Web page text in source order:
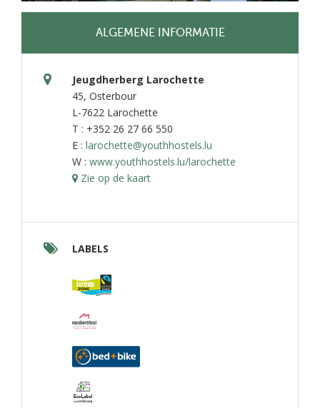
ALGEMENE INFORMATIE
Jeugdherberg Larochette
45, Osterbour
L-7622 Larochette
T : +352 26 27 66 550
E : larochette@youthhostels.lu
W : www.youthhostels.lu/larochette
Zie op de kaart
LABELS